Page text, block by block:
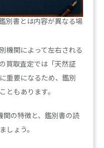
別書とは内容が異なる場
機関によって左右される
買取査定では「天然証
重要になるため、鑑別
ともあります。
関の特徴と、鑑別書の読
しょう。